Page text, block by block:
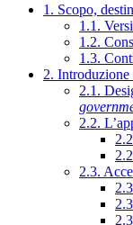
1. Scopo,
1.1.
1.2.
1.3.
2.
2.1.
2.2.
2.3.